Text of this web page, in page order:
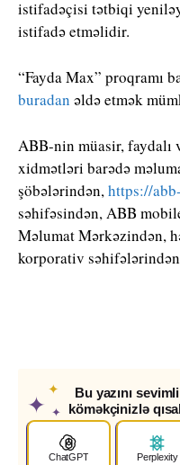
istifadəçisi tətbiqi
istifadə etməlidir.
“Fayda Max” proqramı
buradan əldə etmək
ABB-nin müasir, faydalı
xidmətləri barədə
şöbələrindən,https://
səhifəsindən, ABB
Məlumat Mərkəzindən,
korporativ
✦
✦
✦
Bu yazını
köməkçinizlə
ChatGPT Perplexity